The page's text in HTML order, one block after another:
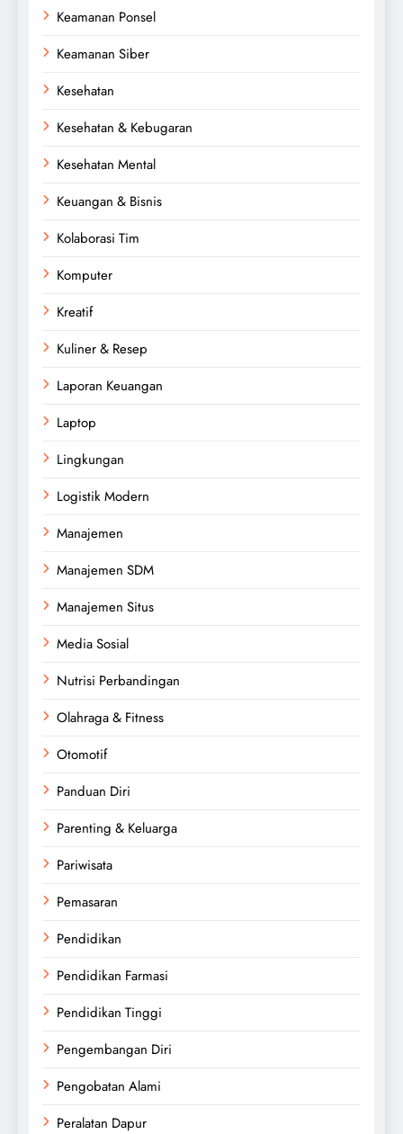
Keamanan Ponsel
Keamanan Siber
Kesehatan
Kesehatan & Kebugaran
Kesehatan Mental
Keuangan & Bisnis
Kolaborasi Tim
Komputer
Kreatif
Kuliner & Resep
Laporan Keuangan
Laptop
Lingkungan
Logistik Modern
Manajemen
Manajemen SDM
Manajemen Situs
Media Sosial
Nutrisi Perbandingan
Olahraga & Fitness
Otomotif
Panduan Diri
Parenting & Keluarga
Pariwisata
Pemasaran
Pendidikan
Pendidikan Farmasi
Pendidikan Tinggi
Pengembangan Diri
Pengobatan Alami
Peralatan Dapur